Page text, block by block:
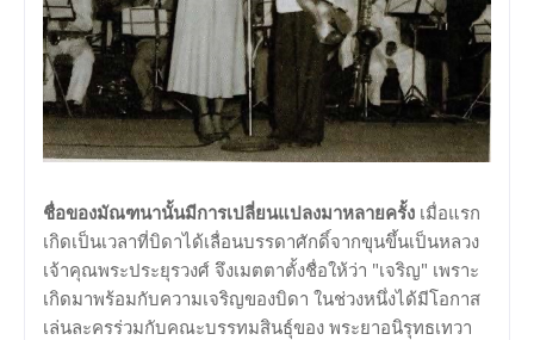
ชื่อของมัณฑนานั้นมีการเปลี่ยนแปลงมาหลายครั้ง เมื่อแรก
เกิดเป็นเวลาที่บิดาได้เลื่อนบรรดาศักดิ์จากขุนขึ้นเป็นหลวง
เจ้าคุณพระประยุรวงศ์ จึงเมตตาตั้งชื่อให้ว่า "เจริญ" เพราะ
เกิดมาพร้อมกับความเจริญของบิดา ในช่วงหนึ่งได้มีโอกาส
เล่นละครร่วมกับคณะบรรทมสินธุ์ของ พระยาอนิรุทธเทวา